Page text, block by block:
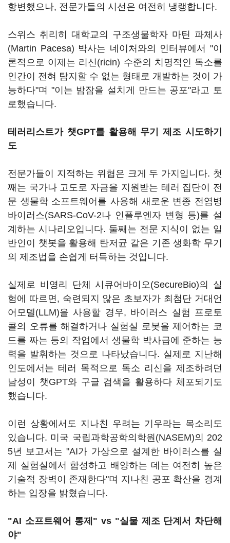
항변했으나, 전문가들의 시선은 여전히 냉랭합니다.
스위스 취리히 대학교의 구조생물학자 마틴 파체사
(Martin Pacesa) 박사는 네이처와의 인터뷰에서 "이
론적으로 이제는 리신(ricin) 수준의 치명적인 독소를
인간이 전혀 탐지할 수 없는 형태로 개발하는 것이 가
능하다"며 "이는 밤잠을 설치게 만드는 공포"라고 토
로했습니다.
테러리스트가 챗GPT를 활용해 무기 제조 시도하기
도
전문가들이 지적하는 위협은 크게 두 가지입니다. 첫
째는 국가나 고도로 자금을 지원받는 테러 집단이 전
문 생물학 소프트웨어를 사용해 새로운 변종 전염병
바이러스(SARS-CoV-2나 인플루엔자 변형 등)를 설
계하는 시나리오입니다. 둘째는 전문 지식이 없는 일
반인이 챗봇을 활용해 탄저균 같은 기존 생화학 무기
의 제조법을 손쉽게 터득하는 것입니다.
실제로 비영리 단체 시큐어바이오(SecureBio)의 실
험에 따르면, 숙련되지 않은 초보자가 최첨단 거대언
어모델(LLM)을 사용할 경우, 바이러스 실험 프로토
콜의 오류를 해결하거나 실험실 로봇을 제어하는 코
드를 짜는 등의 작업에서 생물학 박사급에 준하는 능
력을 발휘하는 것으로 나타났습니다. 실제로 지난해
인도에서는 테러 목적으로 독소 리신을 제조하려던
남성이 챗GPT와 구글 검색을 활용하다 체포되기도
했습니다.
이런 상황에서도 지나친 우려는 기우라는 목소리도
있습니다. 미국 국립과학공학의학원(NASEM)의 202
5년 보고서는 "AI가 가상으로 설계한 바이러스를 실
제 실험실에서 합성하고 배양하는 데는 여전히 높은
기술적 장벽이 존재한다"며 지나친 공포 확산을 경계
하는 입장을 밝혔습니다.
"AI 소프트웨어 통제" vs "실물 제조 단계서 차단해
야"